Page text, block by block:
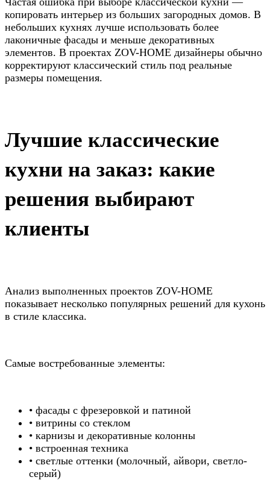
копировать интерьер из больших загородных домов. В
небольших кухнях лучше использовать более
лаконичные фасады и меньше декоративных
элементов. В проектах ZOV-HOME дизайнеры обычно
корректируют классический стиль под реальные
размеры помещения.
Лучшие классические
кухни на заказ: какие
решения выбирают
клиенты
Анализ выполненных проектов ZOV-HOME
показывает несколько популярных решений для кухонь
в стиле классика.
Самые востребованные элементы:
• фасады с фрезеровкой и патиной
• витрины со стеклом
• карнизы и декоративные колонны
• встроенная техника
• светлые оттенки (молочный, айвори, светло-
серый)